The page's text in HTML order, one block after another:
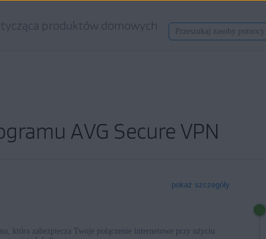
produktów domowych
AVG Secure VPN
pokaż szczegóły
która zabezpiecza Twoje połączenie internetowe przy użyciu